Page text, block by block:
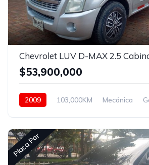
$53,900,000
2009 103,000KM Mecánica
Placa Par